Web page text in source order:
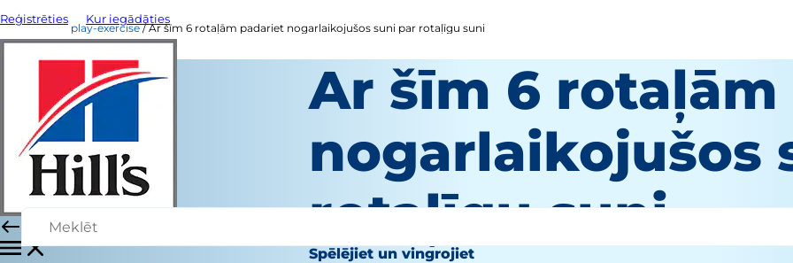
Reģistrēties Kur iegādāties
play-exercise Ar šīm 6 rotaļām padariet nogarlaikojušos suni par rotaļīgu suni
Ar šīm 6
nogarlaikojušos
rotaļīgu suni
Spēlējiet un vingrojiet